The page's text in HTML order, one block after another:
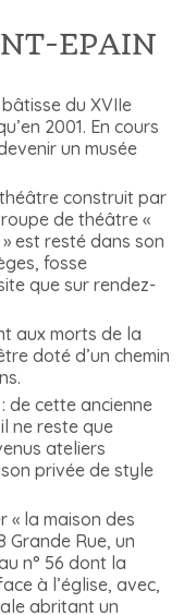
EPAIN
du XVIIe
2001. En cours
un musée
construit par
de théâtre «
est resté dans son
fosse
que sur rendez-
aux morts de la
doté d’un chemin
: de cette ancienne
ne reste que
ateliers
privée de style
« la maison des
Grande Rue, un
n° 56 dont la
à l’église, avec,
abritant un